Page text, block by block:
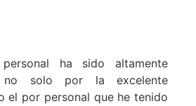
ha sido altamente
no solo por la excelente
el por personal que he tenido